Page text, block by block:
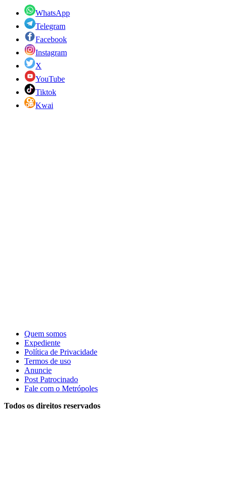
WhatsApp
Telegram
Facebook
Instagram
X
YouTube
Tiktok
Kwai
Quem somos
Expediente
Política de Privacidade
Termos de uso
Anuncie
Post Patrocinado
Fale com o Metrópoles
Todos os direitos reservados